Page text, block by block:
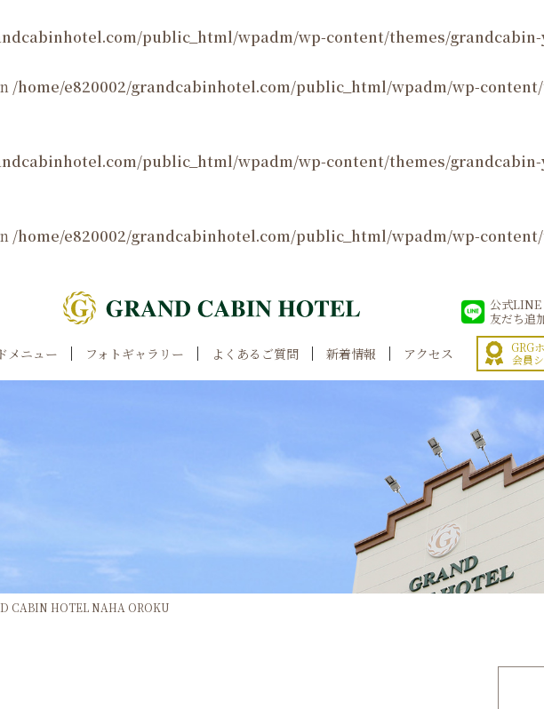
public_html/wpadm/wp-content/themes/
/home/e820002/grandcabinhotel.com/public_html/wpadm/wp-
public_html/wpadm/wp-content/themes/
/home/e820002/grandcabinhotel.com/public_html/wpadm/wp-
公式LINE
友だち追
メニュー フォトギャラリー よくあるご質問 新着情報 アクセス
GRG
会員
CABIN HOTEL NAHA OROKU